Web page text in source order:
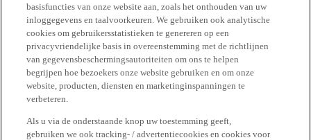
basisfuncties van onze website aan, zoals het onthouden van uw
inloggegevens en taalvoorkeuren. We gebruiken ook analytische
cookies om gebruikersstatistieken te genereren op een
privacyvriendelijke basis in overeenstemming met de richtlijnen
van gegevensbeschermingsautoriteiten om ons te helpen
begrijpen hoe bezoekers onze website gebruiken en om onze
website, producten, diensten en marketinginspanningen te
verbeteren.
Als u via de onderstaande knop uw toestemming geeft,
gebruiken we ook tracking- / advertentiecookies en cookies voor